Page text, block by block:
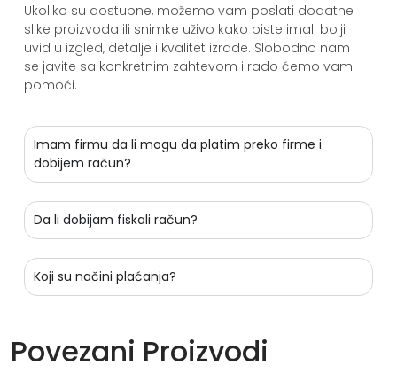
Ukoliko su dostupne, možemo vam poslati dodatne
slike proizvoda ili snimke uživo kako biste imali bolji
uvid u izgled, detalje i kvalitet izrade. Slobodno nam
se javite sa konkretnim zahtevom i rado ćemo vam
pomoći.
Imam firmu da li mogu da platim preko firme i
dobijem račun?
Da li dobijam fiskali račun?
Koji su načini plaćanja?
Povezani Proizvodi